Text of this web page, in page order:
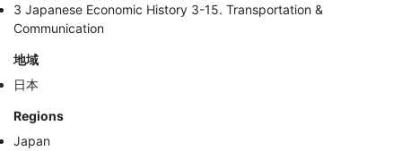
3 Japanese Economic History 3-15. Transportation &
Communication
地域
日本
Regions
Japan